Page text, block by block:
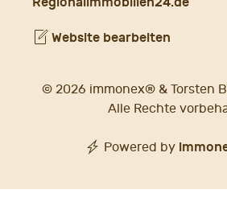
Website bearbeiten
© 2026 immonex® & Torsten
Alle Rechte
Powered by